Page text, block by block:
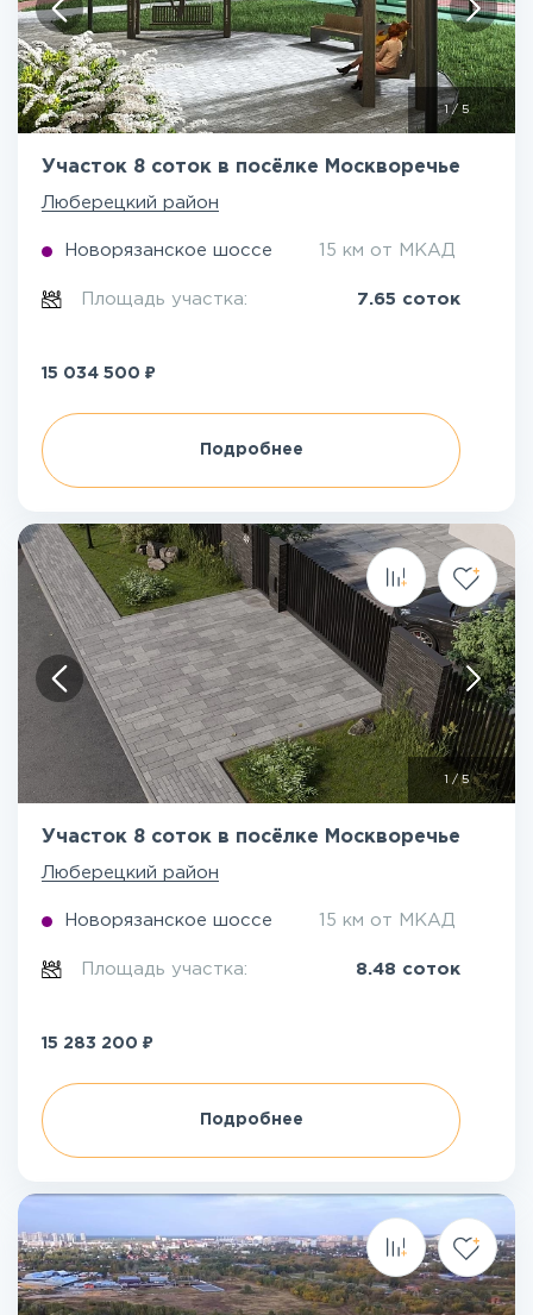
1 / 5
Участок 8 соток в посёлке Москворечье
Люберецкий район
Новорязанское шоссе 15 км от МКАД
Площадь участка: 7.65 соток
15 034 500 ₽
Подробнее
1 /5
Участок 8 соток в посёлке Москворечье
Люберецкий район
Новорязанское шоссе 15 км от МКАД
Площадь участка: 8.48 соток
15 283 200 ₽
Подробнее